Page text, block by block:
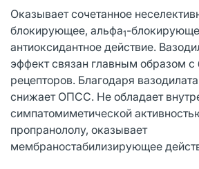
Оказывает сочетанное
блокирующее, альфа1-
антиоксидантное действие.
эффект связан главным образом с
рецепторов. Благодаря
снижает ОПСС. Не обладает
симпатомиметической
пропранололу, оказывает
мембраностабилизирующее